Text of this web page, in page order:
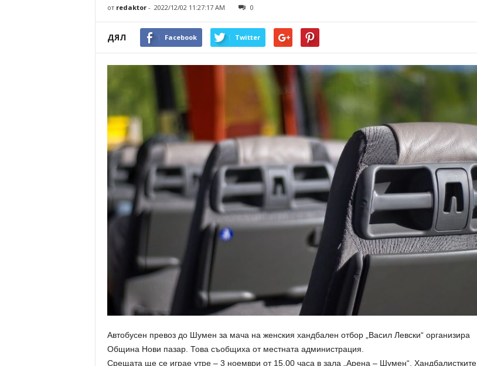
от redaktor- 2022/12/02 11:27:17 AM 0
ДЯЛ Facebook Twitter
Автобусен превоз до Шумен за мача на женския хандбален отбор „Васил Левски“ организира
Община Нови пазар. Това съобщиха от местната администрация.
Срещата ще се играе утре – 3 ноември от 15.00 часа в зала „Арена – Шумен“. Хандбалистките